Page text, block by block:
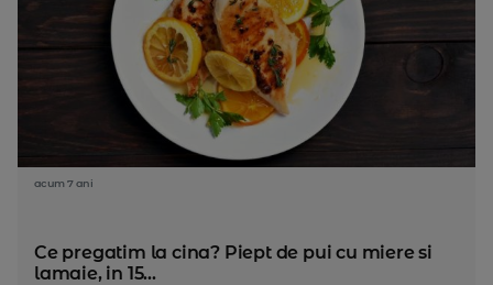
acum 7 ani
Ce pregatim la cina? Piept de pui cu miere si
lamaie, in 15...